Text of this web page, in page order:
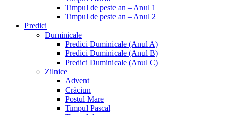
Timpul de peste an – Anul 1
Timpul de peste an – Anul 2
Predici
Duminicale
Predici Duminicale (Anul A)
Predici Duminicale (Anul B)
Predici Duminicale (Anul C)
Zilnice
Advent
Crăciun
Postul Mare
Timpul Pascal